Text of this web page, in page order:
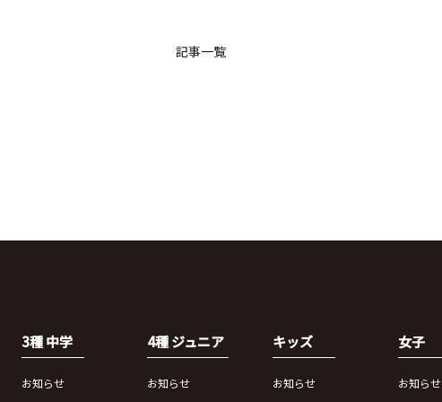
記事一覧
3種 中学
お知らせ
4種 ジュニア
お知らせ
キッズ
お知らせ
女子
お知らせ